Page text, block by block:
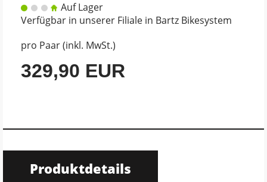
Auf Lager
Verfügbar in unserer Filiale in Bartz Bikesystem
pro Paar (inkl. MwSt.)
329,90 EUR
Produktdetails